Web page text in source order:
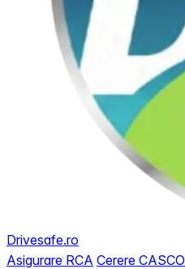
Drivesafe.ro
Asigurare RCA Cerere CASCO